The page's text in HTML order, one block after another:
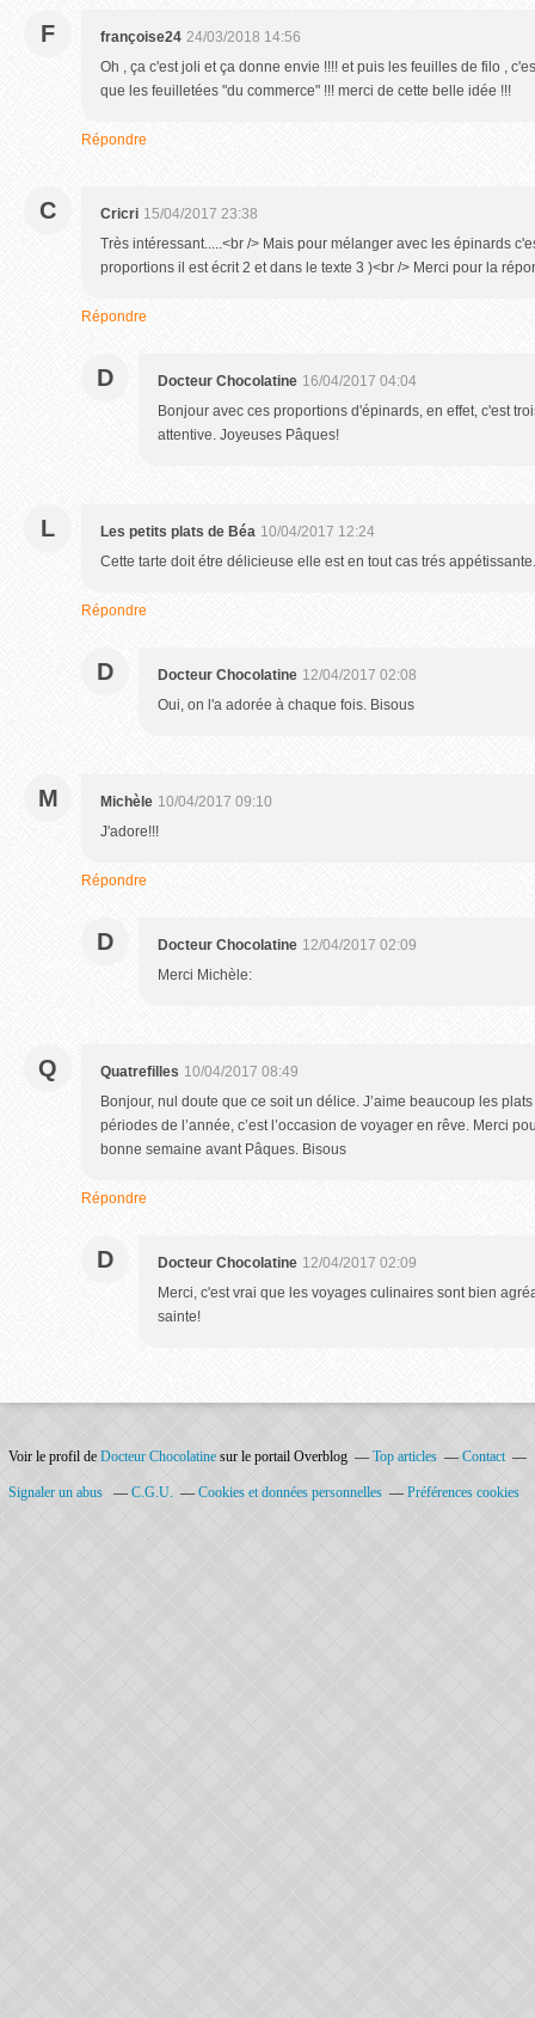
F françoise24 24/03/2018 14:56
Oh , ça c'est joli et ça donne envie !!!! et puis les feuilles de filo ,
que les feuilletées "du commerce" !!! merci de cette belle idée !!!
Répondre
C Cricri 15/04/2017 23:38
Très intéressant.....<br /> Mais pour mélanger avec les épinards
proportions il est écrit 2 et dans le texte 3 )<br /> Merci pour la
Répondre
D Docteur Chocolatine 16/04/2017 04:04
Bonjour avec ces proportions d'épinards, en effet, c'est
attentive. Joyeuses Pâques!
L Les petits plats de Béa 10/04/2017 12:24
Cette tarte doit étre délicieuse elle est en tout cas trés appétissante.
Répondre
D Docteur Chocolatine 12/04/2017 02:08
Oui, on l'a adorée à chaque fois. Bisous
M Michèle 10/04/2017 09:10
J'adore!!!
Répondre
D Docteur Chocolatine 12/04/2017 02:09
Merci Michèle:
Q Quatrefilles 10/04/2017 08:49
Bonjour, nul doute que ce soit un délice. J’aime beaucoup les
périodes de l’année, c’est l’occasion de voyager en rêve. Merci
bonne semaine avant Pâques. Bisous
Répondre
D Docteur Chocolatine 12/04/2017 02:09
Merci, c'est vrai que les voyages culinaires sont bien
sainte!
Voir le profil de Docteur Chocolatine sur le portail Overblog Top articles Contact
Signaler un abus C.G.U. Cookies et données personnelles Préférences cookies